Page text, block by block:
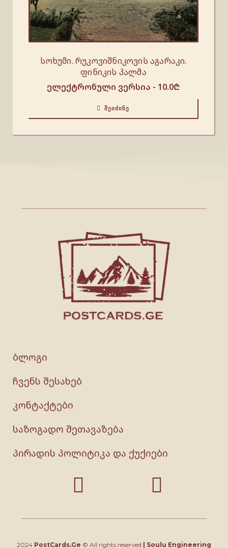
სოხუმი. რუკოვიშნიკოვის აგარაკი.
ფინიკის პალმა
ელექტრონული ვერსია - 10.0₾
ᲨᲔᲘᲫᲘᲜᲔ
ბლოგი
ჩვენს შესახებ
კონტაქტები
საზოგადო შეთავაზება
პირადის პოლიტიკა და ქუქიები
2024 PostCards.Ge © All rights reserved Soulu Engineering